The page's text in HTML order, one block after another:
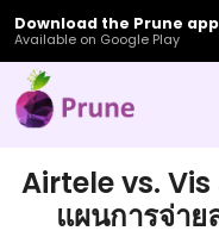
Download the Prune app
Available on Google Play
Airtele vs. Vis
แผนการจ่า